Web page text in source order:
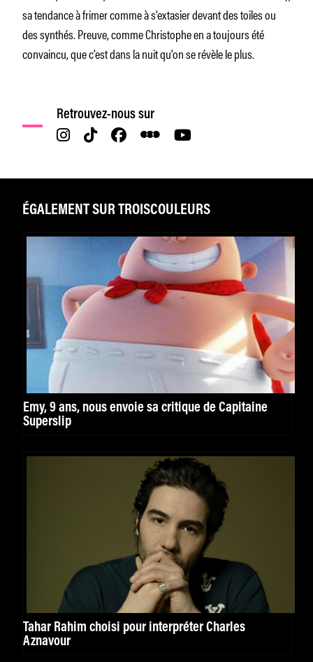
sa tendance à frimer comme à s’extasier devant des toiles ou
des synthés. Preuve, comme Christophe en a toujours été
convaincu, que c’est dans la nuit qu’on se révèle le plus.
Retrouvez-nous sur
ÉGALEMENT SUR TROISCOULEURS
Emy, 9 ans, nous envoie sa critique de Capitaine
Superslip
Tahar Rahim choisi pour interpréter Charles
Aznavour